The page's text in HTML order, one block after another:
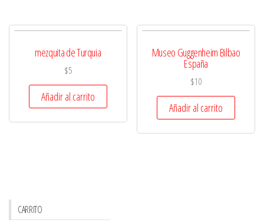
mezquita de Turquia
$5
Añadir al carrito
Museo Guggenheim Bilbao
España
$10
Añadir al carrito
CARRITO